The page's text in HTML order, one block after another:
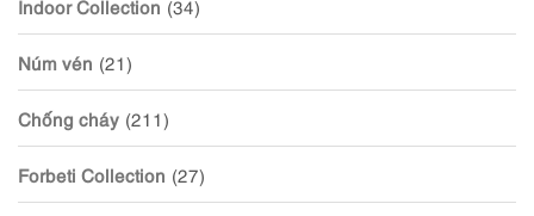
Indoor Collection (34)
Núm vén (21)
Chống cháy (211)
Forbeti Collection (27)